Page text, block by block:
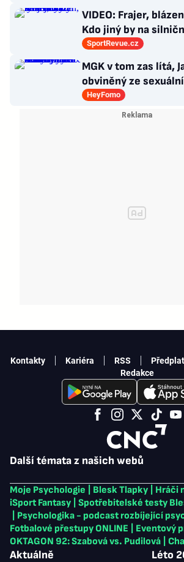
VIDEO: Frajer,
Kdo jiný by na
dokázal tyhle triky?
SportRevue.cz
MGK v tom zas lítá,
obviněný ze
a zemřely Bonnie
HeyFomo
Další témata z našich webů
Moje Psychologie Blesk Tlapky Hráči
iSport Fantasy
Spotřebitelské testy
Psychologika - podcast rozbíjející
Fotbalové přestupy ONLINE
Eventový
OKTAGON 92: Szabová vs. Pudilová
Aktuálně Léto
Kontakty Kariéra RSS
Redakce